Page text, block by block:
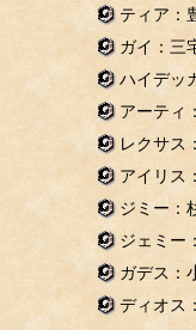
ティア：
ガイ：三
ハイデッ
アーティ
レクサス
アイリス
ジミー：
ジェミー
ガデス：
ディオス